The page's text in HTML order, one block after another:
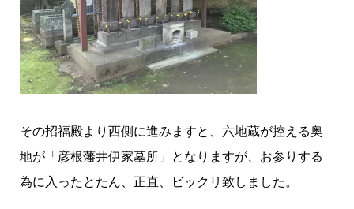
その招福殿より西側に進みますと、六地蔵が控える奥
地が「彦根藩井伊家墓所」となりますが、お参りする
為に入ったとたん、正直、ビックリ致しました。